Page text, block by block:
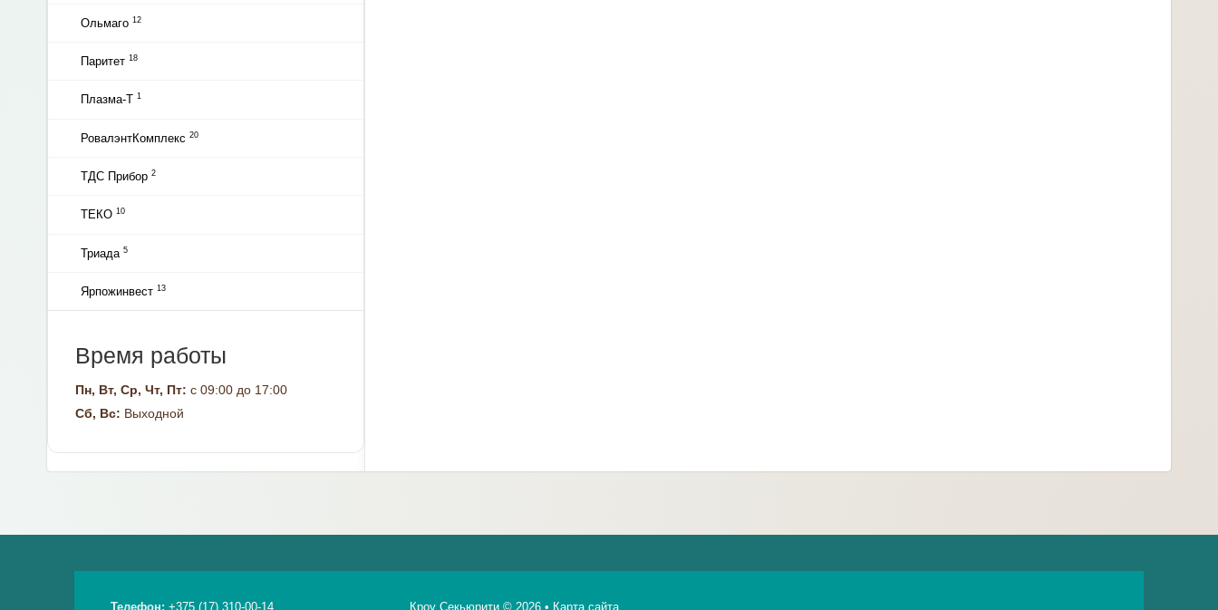
Ольмаго 12
Паритет 18
Плазма-Т 1
РовалэнтКомплекс 20
ТДС Прибор 2
ТЕКО 10
Триада 5
Ярпожинвест 13
Время работы
Пн, Вт, Ср, Чт, Пт: с 09:00 до 17:00
Сб, Вс: Выходной
Телефон: +375 (17) 310-00-14 Кроу Секьюрити © 2026 • Карта сайта